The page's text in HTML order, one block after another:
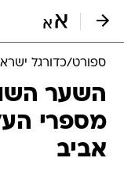
ספורט/כדורגל
מספרי
אביב